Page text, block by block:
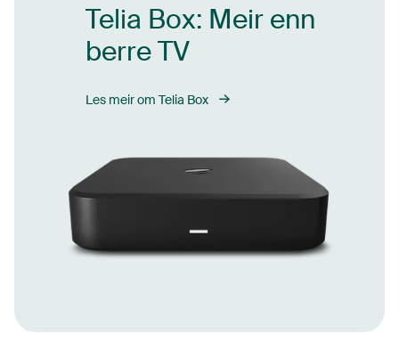
Telia Box: Meir enn
berre TV
Les meir om Telia Box